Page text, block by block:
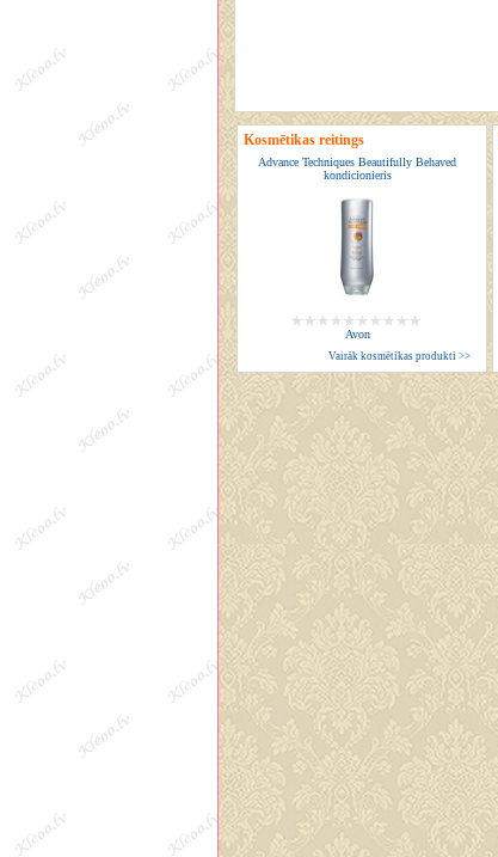
Kosmētikas reitings
Advance Techniques Beautifully Behaved
kondicionieris
Avon
Vairāk kosmētikas produkti >>